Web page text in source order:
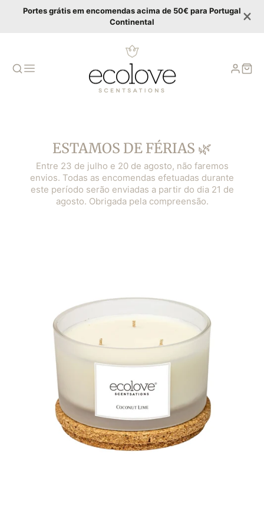
Portes grátis em encomendas acima de 50€ para Portugal
Continental
ESTAMOS DE FÉRIAS 🌿
Entre 23 de julho e 20 de agosto, não faremos
envios. Todas as encomendas efetuadas durante
este período serão enviadas a partir do dia 21 de
agosto. Obrigada pela compreensão.